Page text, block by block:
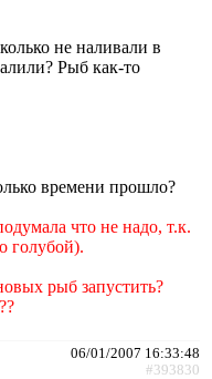
не наливали в
Рыб как-то
времени прошло?
что не надо, т.к.
голубой).
рыб запустить?
06/01/2007 16:33:48
#393830